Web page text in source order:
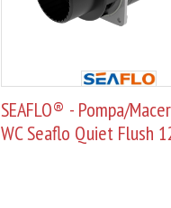
SEAFLO® - Pompa/
WC Seaflo Quiet Flush